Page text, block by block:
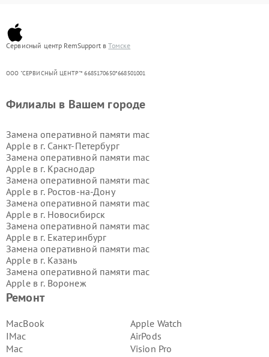
Сервисный центр RemSupport вТомске
ООО "СЕРВИСНЫЙ ЦЕНТР"* 6685170650*668501001
Ремонт
MacBook
IMac
Mac
Apple Watch
AirPods
Vision Pro
Филиалы в Вашем городе
Замена оперативной памяти mac
Apple в г. Санкт-Петербург
Замена оперативной памяти mac
Apple в г. Краснодар
Замена оперативной памяти mac
Apple в г. Ростов-на-Дону
Замена оперативной памяти mac
Apple в г. Новосибирск
Замена оперативной памяти mac
Apple в г. Екатеринбург
Замена оперативной памяти mac
Apple в г. Казань
Замена оперативной памяти mac
Apple в г. Воронеж
Замена оперативной памяти mac
Замена оперативной памяти mac
Apple в г.
Замена оперативной памяти mac
Apple в г.